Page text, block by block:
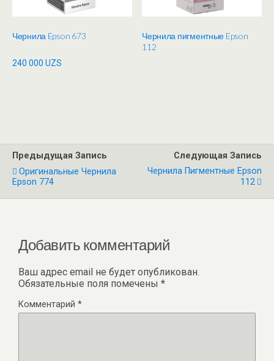
Чернила Epson 673
240 000 UZS
Чернила пигментные Epson
112
Предыдущая Запись
Оригинальные Чернила
Epson 774
Следующая Запись
Чернила Пигментные Epson
112
Добавить комментарий
Ваш адрес email не будет опубликован.
Обязательные поля помечены *
Комментарий *